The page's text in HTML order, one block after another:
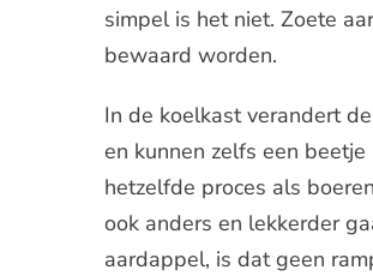
simpel is het niet. Zoete
bewaard worden.
In de koelkast verandert
en kunnen zelfs een
hetzelfde proces als
ook anders en lekkerder
aardappel, is dat geen